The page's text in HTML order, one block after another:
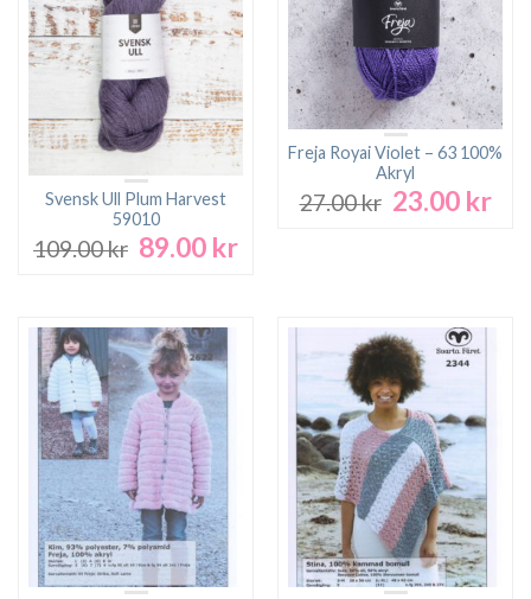
Svensk Ull Plum Harvest
59010
109.00kr Det
109.00 kr.
89.00 krDet
89.00 kr.
Freja Royai Violet – 63 100%
Akryl
27.00kr Det
23.00 krDet